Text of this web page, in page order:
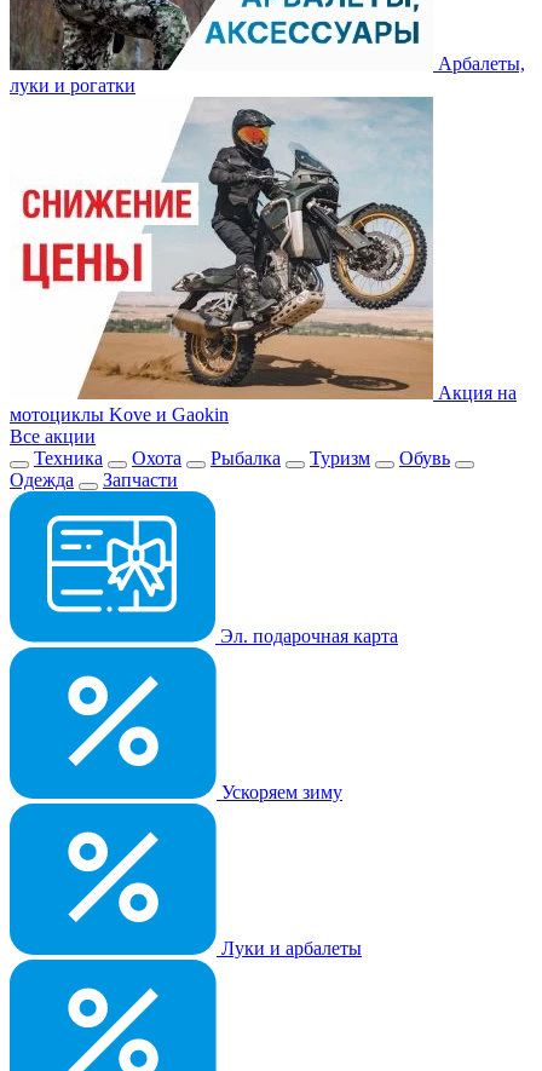
Арбалеты,
луки и рогатки
Акция на
мотоциклы Kove и Gaokin
Все акции
Техника
Охота Рыбалка Туризм
Обувь
Одежда
Запчасти
Эл. подарочная карта
Ускоряем зиму
Луки и арбалеты